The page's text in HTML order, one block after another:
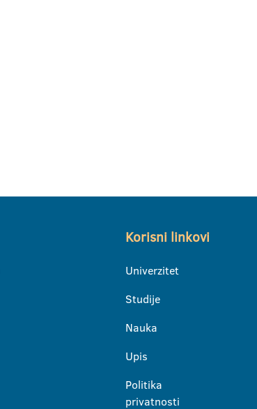
Korisni linkovi
Univerzitet
Studije
Nauka
Upis
Politika
privatnosti